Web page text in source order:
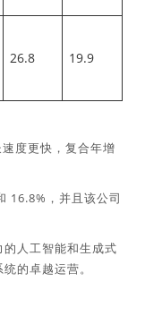
26.8 19.9
度更快，复合年增
16.8%，并且该公司
人工智能和生成式
的卓越运营。